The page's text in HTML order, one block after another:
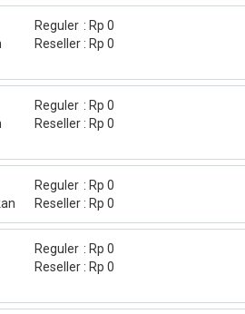
Reguler
Rp 0
Reseller
Rp 0
Reguler
Rp 0
Reseller
Rp 0
Reguler
Rp 0
Reseller
Rp 0
Reguler
Rp 0
Reseller
Rp 0